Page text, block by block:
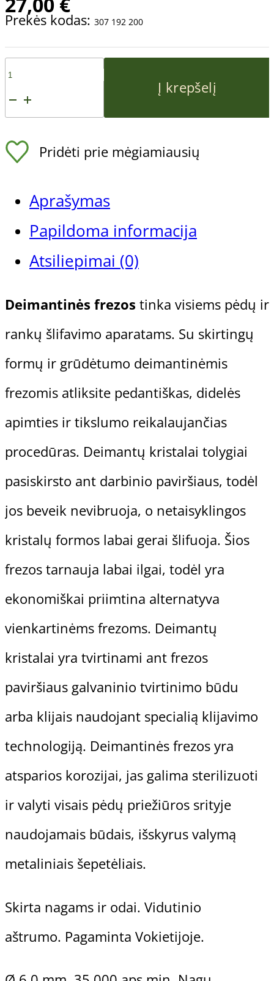
Gehwol Preparatų Linijos
Gehwol Med
Gehwol Classic
Prekės kodas: 307 192 200
produkto
kiekis:
freza
Ø
6,0mm
Į krepšelį
Pridėti prie mėgiamiausių
Aprašymas
Papildoma informacija
Atsiliepimai (0)
Deimantinės frezos tinka visiems pėdų ir
rankų šlifavimo aparatams. Su skirtingų
formų ir grūdėtumo deimantinėmis
frezomis atliksite pedantiškas, didelės
apimties ir tikslumo reikalaujančias
procedūras. Deimantų kristalai tolygiai
pasiskirsto ant darbinio paviršiaus, todėl
jos beveik nevibruoja, o netaisyklingos
kristalų formos labai gerai šlifuoja. Šios
frezos tarnauja labai ilgai, todėl yra
ekonomiškai priimtina alternatyva
vienkartinėms frezoms. Deimantų
kristalai yra tvirtinami ant frezos
paviršiaus galvaninio tvirtinimo būdu
arba klijais naudojant specialią klijavimo
technologiją. Deimantinės frezos yra
atsparios korozijai, jas galima sterilizuoti
ir valyti visais pėdų priežiūros srityje
naudojamais būdais, išskyrus valymą
metaliniais šepetėliais.
Skirta nagams ir odai. Vidutinio
aštrumo. Pagaminta Vokietijoje.